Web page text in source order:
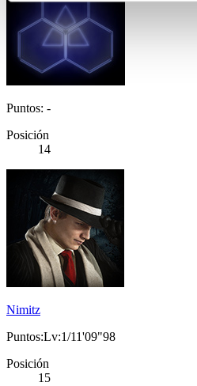
Puntos: -
Posición
14
Nimitz
Puntos:Lv:1/11'09"98
Posición
15